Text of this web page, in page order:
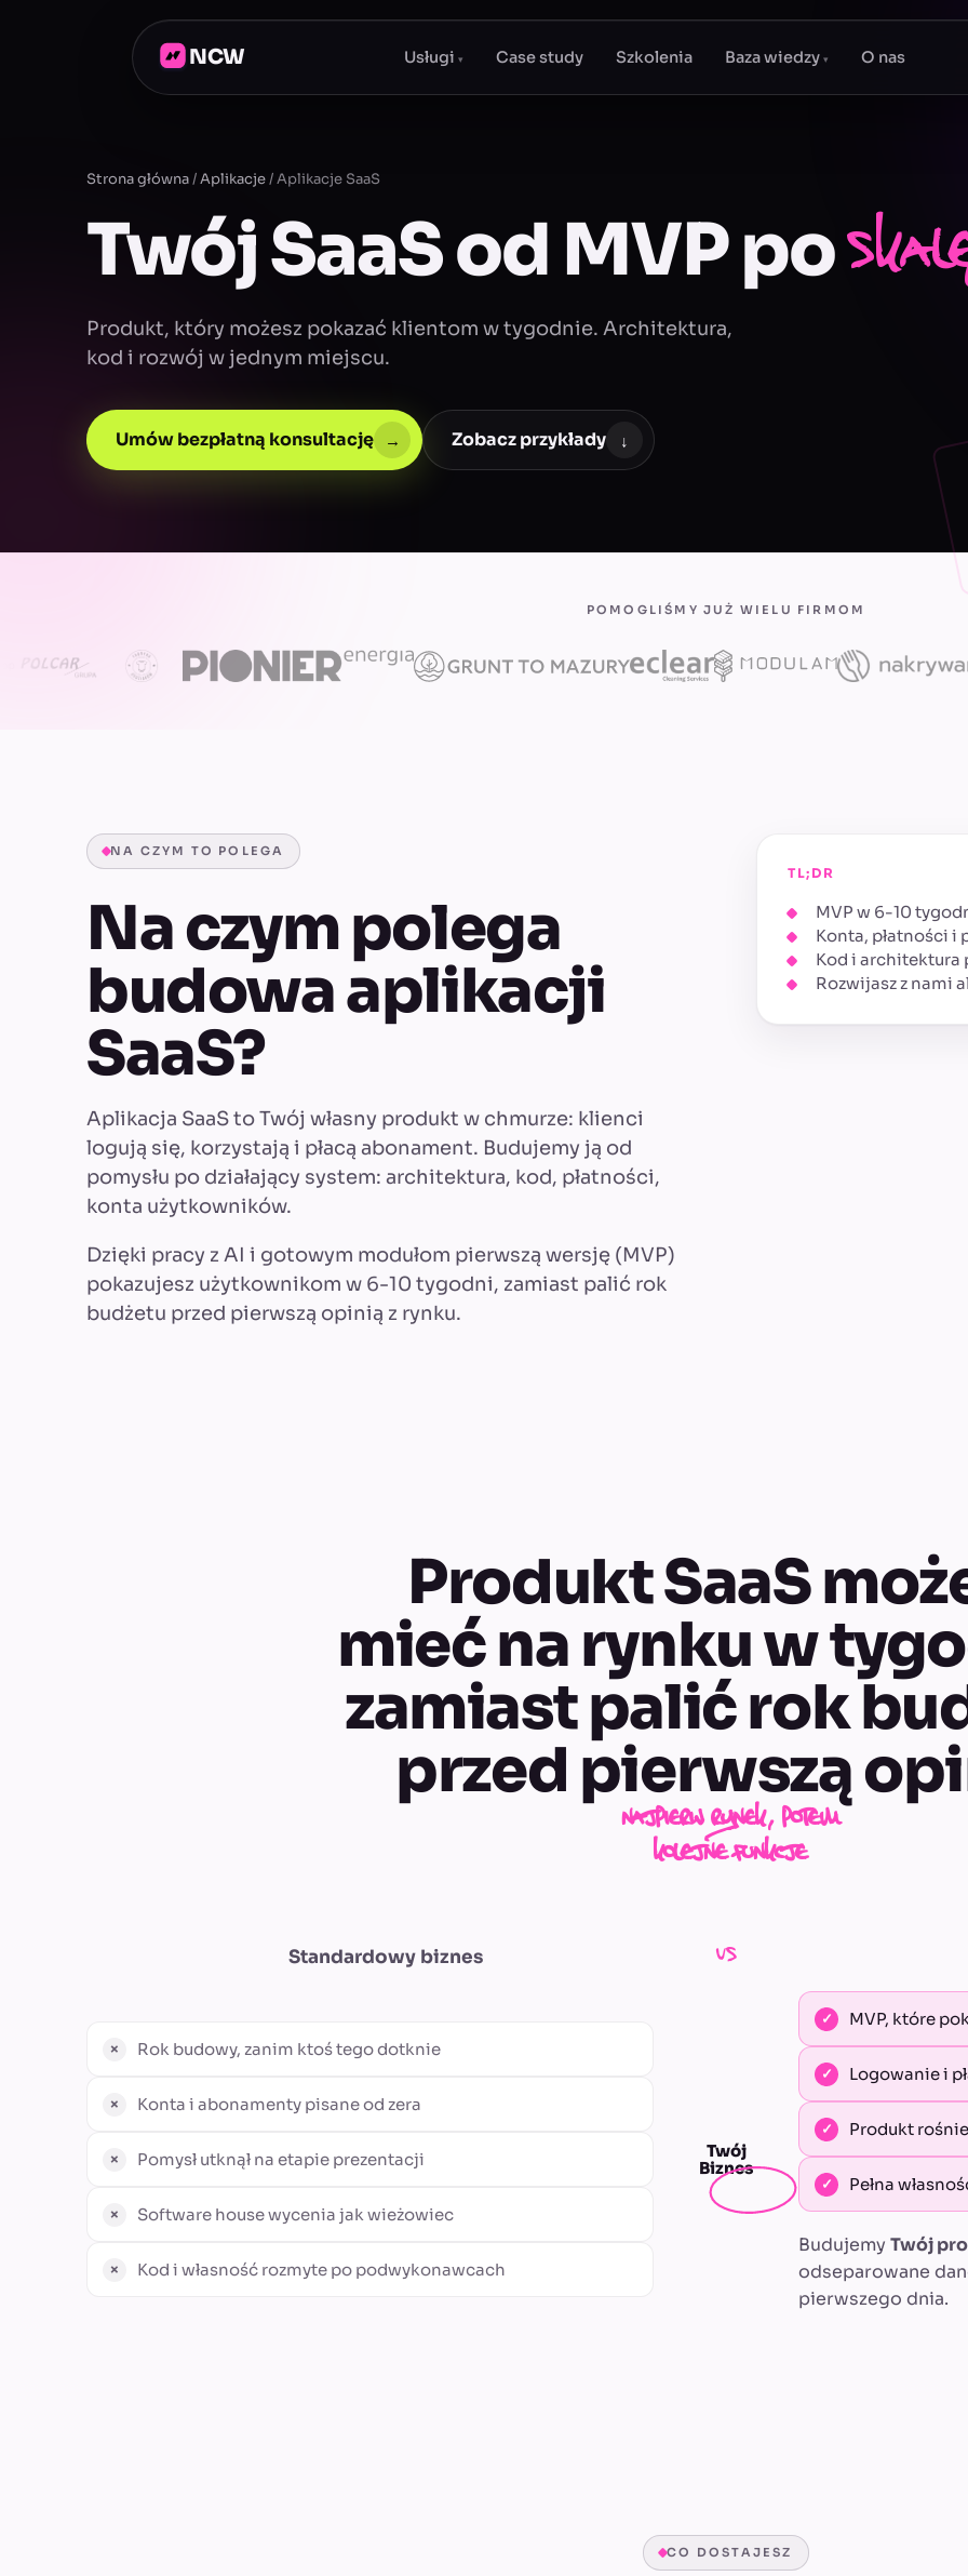
NCW Usługi▾ Case study Szkolenia Baza wiedzy▾ O nas
Strona główna/Aplikacje/Aplikacje SaaS
Twój SaaS od MVP po
Produkt, który możesz pokazać klientom w tygodnie. Architektura,
kod i rozwój w jednym miejscu.
Umów bezpłatną konsultację → Zobacz przykłady ↓
POMOGLIŚMY JUŻ WIELU FIRMOM
NA CZYM TO POLEGA
Na czym polega
budowa aplikacji
SaaS?
Aplikacja SaaS to Twój własny produkt w chmurze: klienci
logują się, korzystają i płacą abonament. Budujemy ją od
pomysłu po działający system: architektura, kod, płatności,
konta użytkowników.
Dzięki pracy z AI i gotowym modułom pierwszą wersję (MVP)
pokazujesz użytkownikom w 6-10 tygodni, zamiast palić rok
budżetu przed pierwszą opinią z rynku.
TL;DR
MVP w 6-10
Konta, płatności i
Kod i architektura
Rozwijasz z nami
Produkt SaaS
mieć na rynku w
zamiast palić rok
przed pierwszą
najpierw rynek, potem
kolejne funkcje
Standardowy biznes vs
Rok budowy, zanim ktoś tego dotknie
Konta i abonamenty pisane od zera
Pomysł utknął na etapie prezentacji
Software house wycenia jak wieżowiec
Kod i własność rozmyte po podwykonawcach
Twój
Biznes
MVP, które
Logowanie i
Produkt
Pełna
Budujemy Twój
odseparowane
pierwszego dnia.
CO DOSTAJESZ